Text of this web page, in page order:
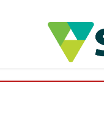
estão abertas as
interessados em
arbitragem para o